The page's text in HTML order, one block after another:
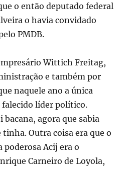
o então deputado federal
o havia convidado
PMDB.
Wittich Freitag,
e também por
naquele ano a única
líder político.
agora que sabia
tinha. Outra coisa era que o
Acij era o
Carneiro de Loyola,